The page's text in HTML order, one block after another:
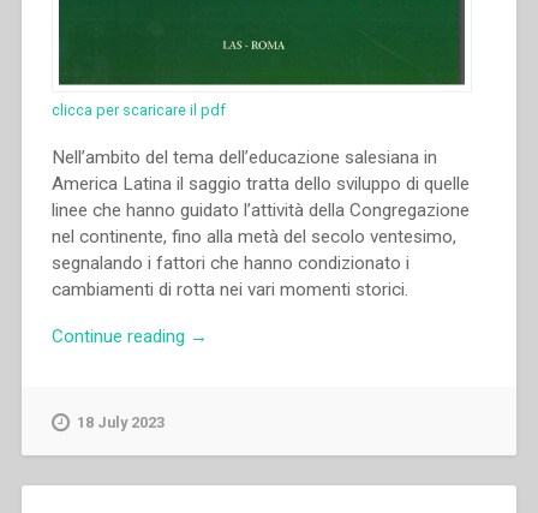
clicca per scaricare il pdf
Nell’ambito del tema dell’educazione salesiana in
America Latina il saggio tratta dello sviluppo di quelle
linee che hanno guidato l’attività della Congregazione
nel continente, fino alla metà del secolo ventesimo,
segnalando i fattori che hanno condizionato i
cambiamenti di rotta nei vari momenti storici.
Continue reading “Juan
→
18 July 2023